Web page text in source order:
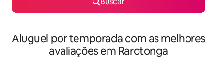
Aluguel por temporada com as melhores
avaliações em Rarotonga